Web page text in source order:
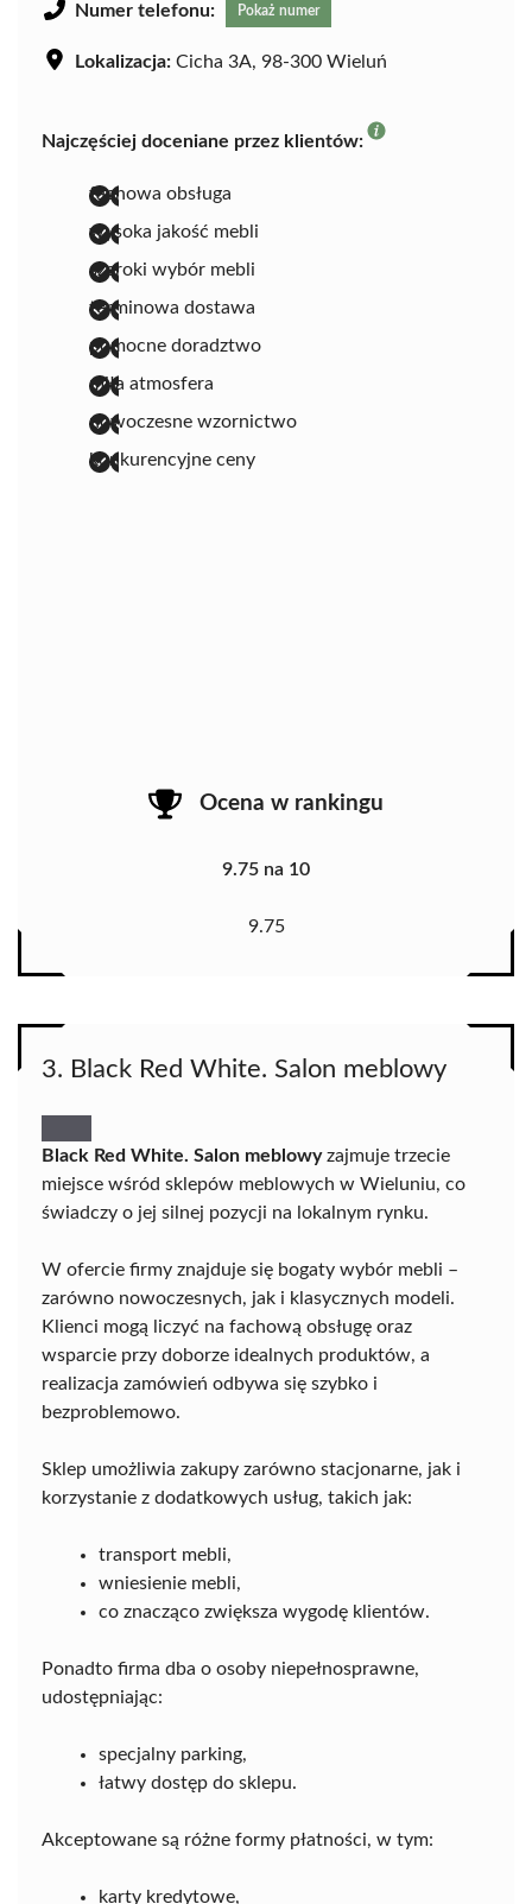
Numer telefonu: Pokaż numer
Lokalizacja: Cicha 3A, 98-300 Wieluń
Najczęściej doceniane przez klientów:
fachowa obsługa
wysoka jakość mebli
szeroki wybór mebli
terminowa dostawa
pomocne doradztwo
miła atmosfera
nowoczesne wzornictwo
konkurencyjne ceny
Ocena w rankingu
9.75 na 10
9.75
3. Black Red White. Salon meblowy
Black Red White. Salon meblowyzajmuje trzecie
miejsce wśród sklepów meblowych w Wieluniu, co
świadczy o jej silnej pozycji na lokalnym rynku.
W ofercie firmy znajduje się bogaty wybór mebli –
zarówno nowoczesnych, jak i klasycznych modeli.
Klienci mogą liczyć na fachową obsługę oraz
wsparcie przy doborze idealnych produktów, a
realizacja zamówień odbywa się szybko i
bezproblemowo.
Sklep umożliwia zakupy zarówno stacjonarne, jak i
korzystanie z dodatkowych usług, takich jak:
transport mebli,
wniesienie mebli,
co znacząco zwiększa wygodę klientów.
Ponadto firma dba o osoby niepełnosprawne,
udostępniając:
specjalny parking,
łatwy dostęp do sklepu.
Akceptowane są różne formy płatności, w tym:
karty kredytowe,